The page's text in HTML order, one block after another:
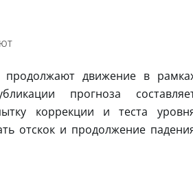
движение в
прогноза
коррекции и теста
отскок и продолжение